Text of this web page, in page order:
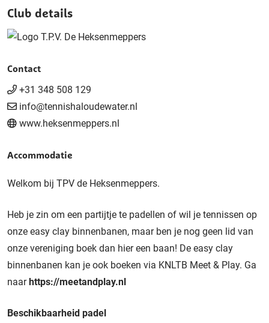
Club details
Contact
+31 348 508 129
info@tennishaloudewater.nl
www.heksenmeppers.nl
Accommodatie
Welkom bij TPV de Heksenmeppers.
Heb je zin om een partijtje te padellen of wil je tennissen op
onze easy clay binnenbanen, maar ben je nog geen lid van
onze vereniging boek dan hier een baan! De easy clay
binnenbanen kan je ook boeken via KNLTB Meet & Play. Ga
naarhttps://meetandplay.nl
Beschikbaarheid padel